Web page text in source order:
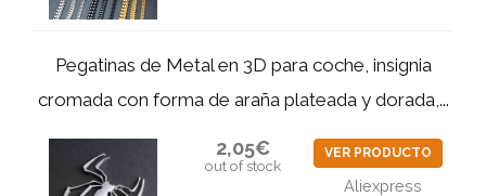
Pegatinas de Metal en 3D para coche, insignia
cromada con forma de araña plateada y dorada,...
2,05€
out of stock
VER PRODUCTO
Aliexpress